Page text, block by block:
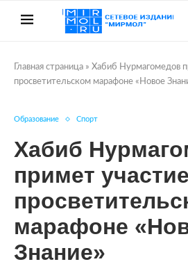
Главная страница » Хабиб Нурмагомедов
просветительском марафоне «Новое
Образование Спорт
Хабиб
примет
марафоне
Знание»